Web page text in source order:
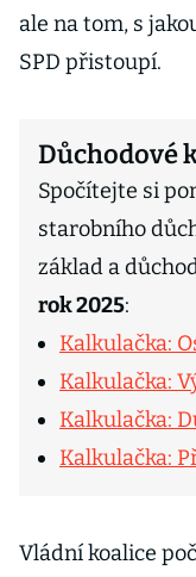
ale na tom, s
SPD přistoupí.
Důchodové
Spočítejte si
starobního
základ a
rok 2025:
Kalkulačka:
Kalkulačka:
Kalkulačka:
Kalkulačka:
Vládní koalice